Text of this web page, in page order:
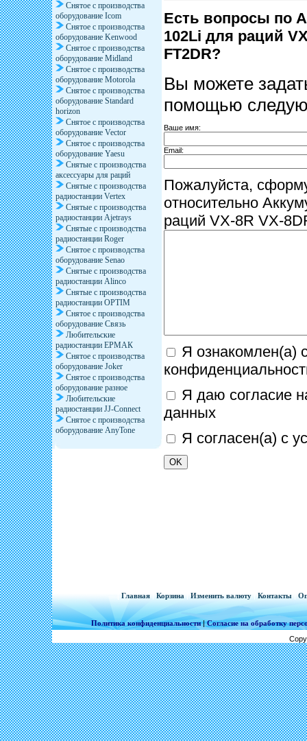
Снятое с производства
оборудование Icom
Снятое с производства
оборудование Kenwood
Снятое с производства
оборудование Midland
Снятое с производства
оборудование Motorola
Снятое с производства
оборудование Standard
horizon
Снятое с производства
оборудование Vector
Снятое с производства
оборудование Yaesu
Снятые с производства
аксессуары для раций
Снятые с производства
радиостанции Vertex
Снятые с производства
радиостанции Ajetrays
Снятые с производства
радиостанции Roger
Снятое с производства
оборудование Senao
Снятые с производства
радиостанции Alinco
Снятые с производства
радиостанции OPTIM
Снятое с производства
оборудование Связь
Любительские
радиостанции ЕРМАК
Снятое с производства
оборудование Joker
Снятое с производства
оборудование разное
Любительские
радиостанции JJ-Connect
Снятое с производства
оборудование AnyTone
Есть вопросы по
102Li для раций
FT2DR?
Вы можете
помощью
Ваше имя:
Email:
Пожалуйста,
относительно
раций VX-8R VX-
Я ознакомлен(а)
Я даю согласие
данных
Я согласен(а) с
Главная| Корзина Изменить валюту Контакты
Политика конфиденциальности|Согласие на обработку